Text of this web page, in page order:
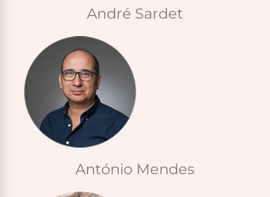
André Sardet
António Mendes